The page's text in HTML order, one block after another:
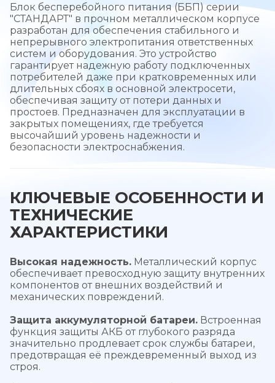
Блок бесперебойного питания (ББП) серии
"СТАНДАРТ" в прочном металлическом корпусе
разработан для обеспечения стабильного и
непрерывного электропитания ответственных
систем и оборудования. Это устройство
гарантирует надежную работу подключенных
потребителей даже при кратковременных или
длительных сбоях в основной электросети,
обеспечивая защиту от потери данных и
простоев. Предназначен для эксплуатации в
закрытых помещениях, где требуется
высочайший уровень надежности и
безопасности электроснабжения.
КЛЮЧЕВЫЕ ОСОБЕННОСТИ И
ТЕХНИЧЕСКИЕ
ХАРАКТЕРИСТИКИ
Высокая надежность. Металлический корпус
обеспечивает превосходную защиту внутренних
компонентов от внешних воздействий и
механических повреждений.
Защита аккумуляторной батареи. Встроенная
функция защиты АКБ от глубокого разряда
значительно продлевает срок службы батареи,
предотвращая её преждевременный выход из
строя.